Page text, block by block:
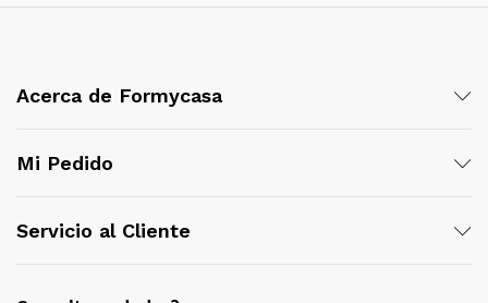
Acerca de Formycasa
Mi Pedido
Servicio al Cliente